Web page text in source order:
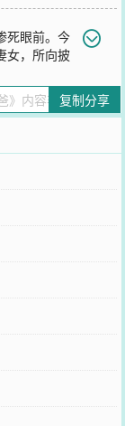
死眼前。今
女，所向披
不要忘记向您QQ群
复制分享